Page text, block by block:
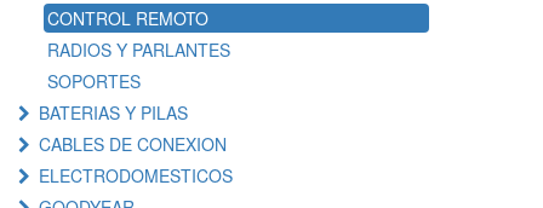
CONTROL REMOTO
RADIOS Y PARLANTES
SOPORTES
BATERIAS Y PILAS
CABLES DE CONEXION
ELECTRODOMESTICOS